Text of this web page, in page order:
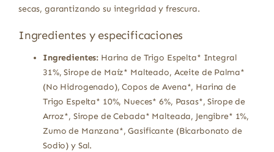
secas, garantizando su integridad y frescura.
Ingredientes y especificaciones
Ingredientes: Harina de Trigo Espelta* Integral
31%, Sirope de Maíz* Malteado, Aceite de Palma*
(No Hidrogenado), Copos de Avena*, Harina de
Trigo Espelta* 10%, Nueces* 6%, Pasas*, Sirope de
Arroz*, Sirope de Cebada* Malteada, Jengibre* 1%,
Zumo de Manzana*, Gasificante (Bicarbonato de
Sodio) y Sal.